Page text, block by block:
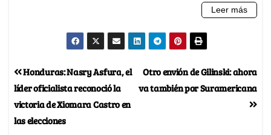
Otro envión de Gilinski: ahora
va también por Suramericana
Honduras: Nasry Asfura, el
líder oficialista reconoció la
victoria de Xiomara Castro en
las elecciones